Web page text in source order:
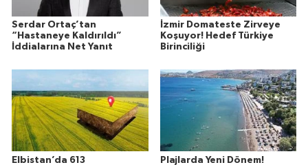
Serdar Ortaç’tan
“Hastaneye Kaldırıldı”
İddialarına Net Yanıt
İzmir Domateste Zirveye
Koşuyor! Hedef Türkiye
Birinciliği
Elbistan’da 613
Plajlarda Yeni Dönem!